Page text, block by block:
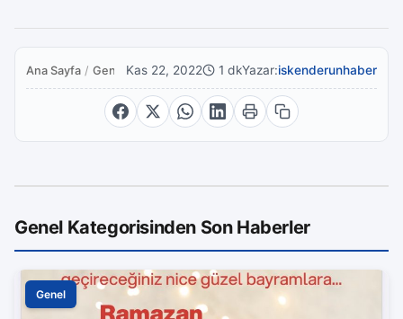
Ana Sayfa / Genel Kas 22, 2022 1 dkYazar:iskenderunhaber
Genel Kategorisinden Son Haberler
Genel